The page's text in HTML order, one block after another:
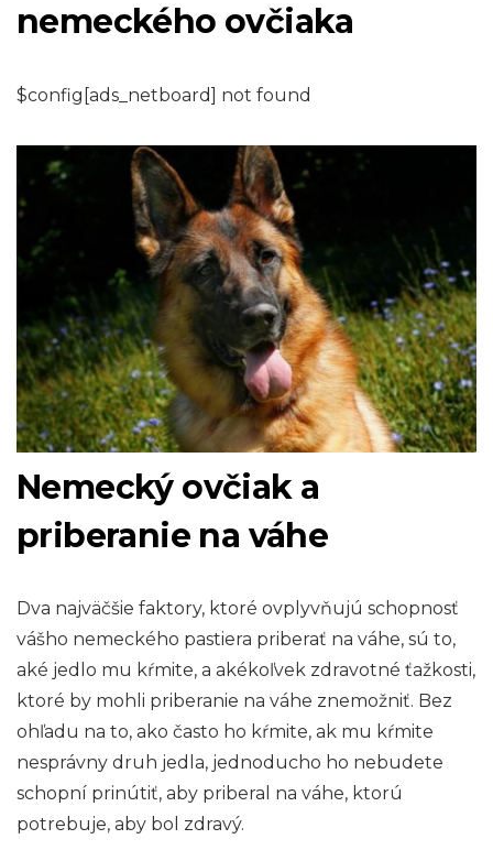
nemeckého ovčiaka
$config[ads_netboard] not found
Nemecký ovčiak a
priberanie na váhe
Dva najväčšie faktory, ktoré ovplyvňujú schopnosť
vášho nemeckého pastiera priberať na váhe, sú to,
aké jedlo mu kŕmite, a akékoľvek zdravotné ťažkosti,
ktoré by mohli priberanie na váhe znemožniť. Bez
ohľadu na to, ako často ho kŕmite, ak mu kŕmite
nesprávny druh jedla, jednoducho ho nebudete
schopní prinútiť, aby priberal na váhe, ktorú
potrebuje, aby bol zdravý.